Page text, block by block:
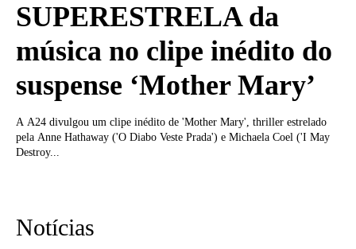
SUPERESTRELA da
música no clipe inédito do
suspense ‘Mother Mary’
A A24 divulgou um clipe inédito de 'Mother Mary', thriller estrelado
pela Anne Hathaway ('O Diabo Veste Prada') e Michaela Coel ('I May
Destroy...
Notícias